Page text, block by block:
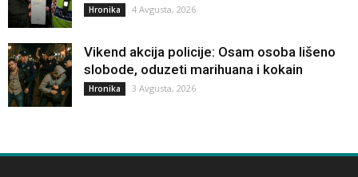
Hronika 4 Avgusta, 2026
Vikend akcija policije: Osam osoba lišeno
slobode, oduzeti marihuana i kokain
Hronika 3 Avgusta, 2026